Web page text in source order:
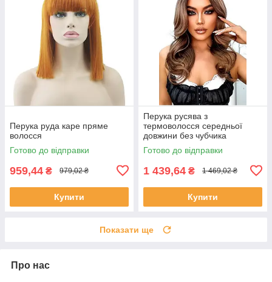
Перука руда каре пряме
волосся
Готово до відправки
959,44 ₴ 979,02 ₴
Купити
Перука русява з
термоволосся середньої
довжини без чубчика
коричнева (LC2164)
Готово до відправки
1 439,64 ₴ 1 469,02 ₴
Купити
Показати ще
Про нас